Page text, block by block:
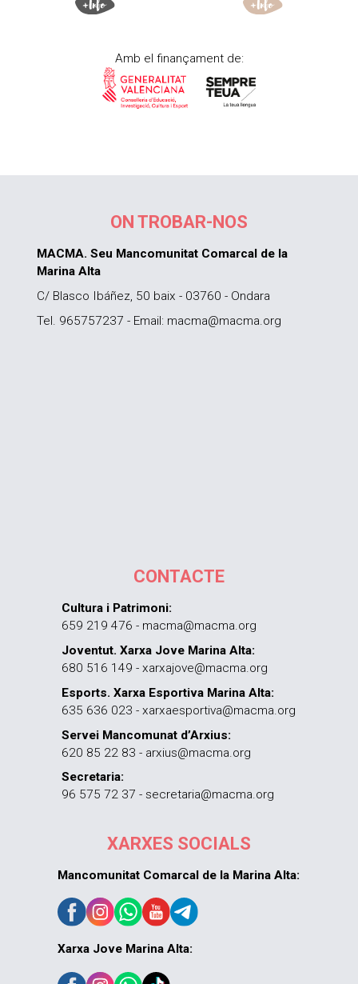
Amb el finançament de:
ON TROBAR-NOS
MACMA. Seu Mancomunitat Comarcal de la
Marina Alta
C/ Blasco Ibáñez, 50 baix - 03760 - Ondara
Tel. 965757237 - Email: macma@macma.org
CONTACTE
Cultura i Patrimoni:
659 219 476 - macma@macma.org
Joventut. Xarxa Jove Marina Alta:
680 516 149 - xarxajove@macma.org
Esports. Xarxa Esportiva Marina Alta:
635 636 023 - xarxaesportiva@macma.org
Servei Mancomunat d’Arxius:
620 85 22 83 - arxius@macma.org
Secretaria:
96 575 72 37 - secretaria@macma.org
XARXES SOCIALS
Mancomunitat Comarcal de la Marina Alta:
Xarxa Jove Marina Alta: